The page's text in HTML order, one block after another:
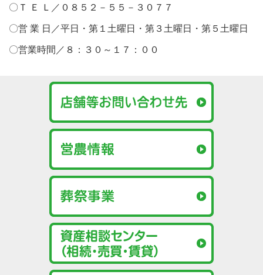
〇Ｔ Ｅ Ｌ／０８５２－５５－３０７７
〇営 業 日／平日・第１土曜日・第３土曜日・第５土曜日
〇営業時間／８：３０～１７：００